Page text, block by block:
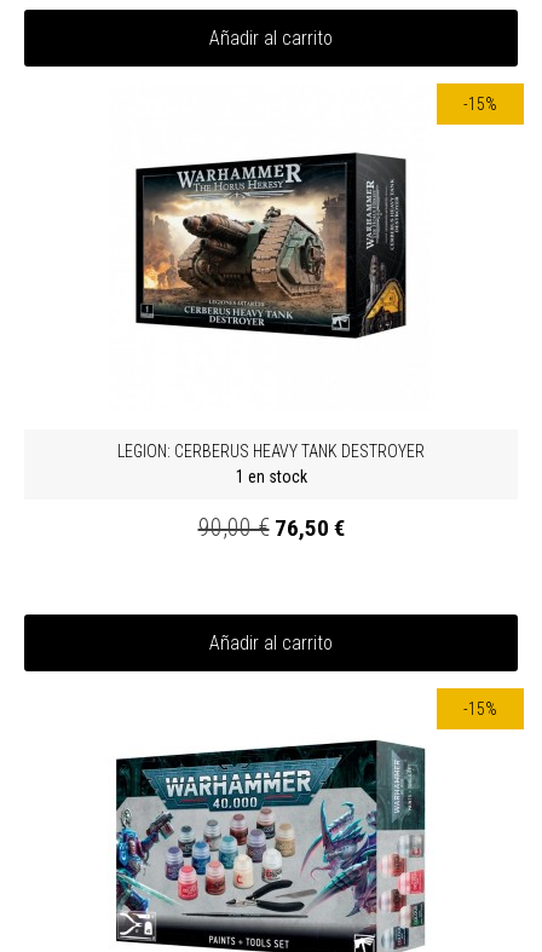
Añadir al carrito
-15%
LEGION: CERBERUS HEAVY TANK DESTROYER
1 en stock
90,00 € 76,50 €
Añadir al carrito
-15%